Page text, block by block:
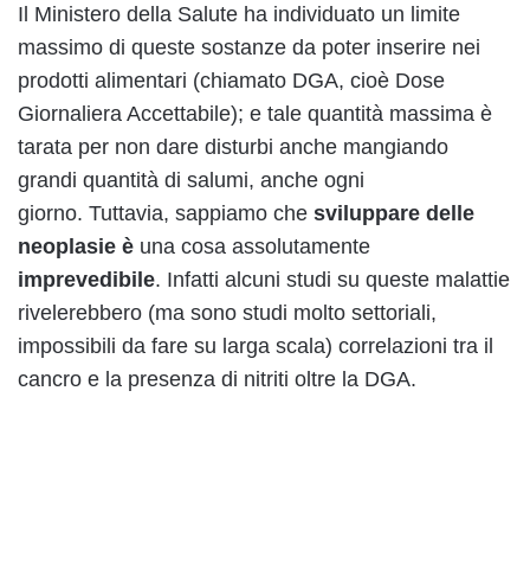
Il Ministero della Salute ha individuato un limite
massimo di queste sostanze da poter inserire nei
prodotti alimentari (chiamato DGA, cioè Dose
Giornaliera Accettabile); e tale quantità massima è
tarata per non dare disturbi anche mangiando
grandi quantità di salumi, anche ogni
giorno. Tuttavia, sappiamo che sviluppare delle
neoplasie è una cosa assolutamente
imprevedibile. Infatti alcuni studi su queste malattie
rivelerebbero (ma sono studi molto settoriali,
impossibili da fare su larga scala) correlazioni tra il
cancro e la presenza di nitriti oltre la DGA.